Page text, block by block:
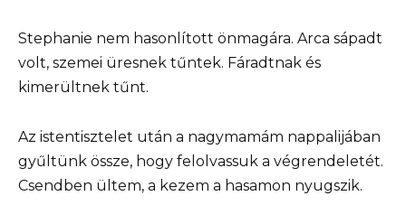
Stephanie nem hasonlított önmagára. Arca sápadt
volt, szemei üresnek tűntek. Fáradtnak és
kimerültnek tűnt.
Az istentisztelet után a nagymamám nappalijában
gyűltünk össze, hogy felolvassuk a végrendeletét.
Csendben ültem, a kezem a hasamon nyugszik.